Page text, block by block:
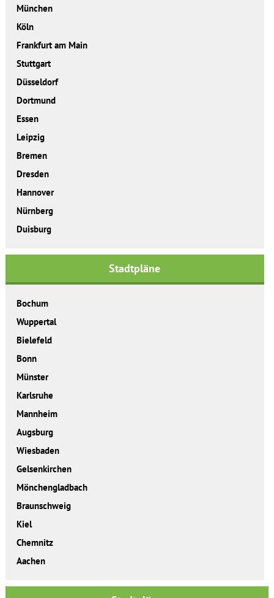
München
Köln
Frankfurt am Main
Stuttgart
Düsseldorf
Dortmund
Essen
Leipzig
Bremen
Dresden
Hannover
Nürnberg
Duisburg
Stadtpläne
Bochum
Wuppertal
Bielefeld
Bonn
Münster
Karlsruhe
Mannheim
Augsburg
Wiesbaden
Gelsenkirchen
Mönchengladbach
Braunschweig
Kiel
Chemnitz
Aachen